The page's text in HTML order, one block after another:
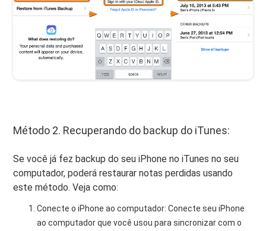
Método 2. Recuperando do backup do iTunes:
Se você já fez backup do seu iPhone no iTunes no seu
computador, poderá restaurar notas perdidas usando
este método. Veja como:
Conecte o iPhone ao computador: Conecte seu iPhone
ao computador que você usou para sincronizar com o